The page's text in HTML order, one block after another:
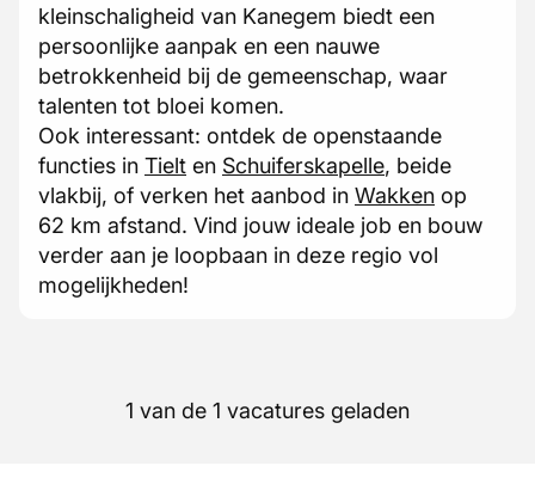
kleinschaligheid van Kanegem biedt een
persoonlijke aanpak en een nauwe
betrokkenheid bij de gemeenschap, waar
talenten tot bloei komen.
Ook interessant: ontdek de openstaande
functies in Tielt en Schuiferskapelle, beide
vlakbij, of verken het aanbod in Wakken op
62 km afstand. Vind jouw ideale job en bouw
verder aan je loopbaan in deze regio vol
mogelijkheden!
1 van de 1 vacatures geladen